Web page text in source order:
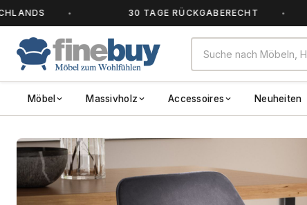
30 TAGE RÜCKGABERECHT
Möbel Massivholz Accessoires Neuheiten